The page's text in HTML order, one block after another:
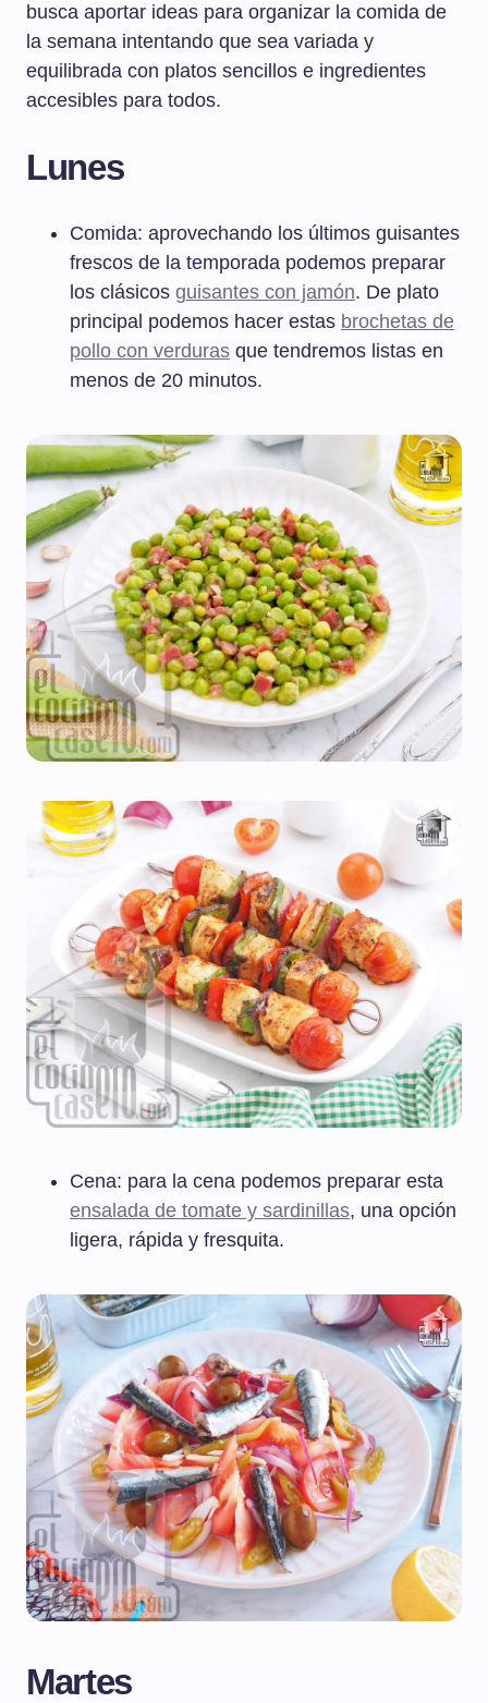
busca aportar ideas para organizar la comida de
la semana intentando que sea variada y
equilibrada con platos sencillos e ingredientes
accesibles para todos.
Lunes
Comida: aprovechando los últimos guisantes
frescos de la temporada podemos preparar
los clásicos guisantes con jamón. De plato
principal podemos hacer estas brochetas de
pollo con verduras que tendremos listas en
menos de 20 minutos.
Cena: para la cena podemos preparar esta
ensalada de tomate y sardinillas, una opción
ligera, rápida y fresquita.
Martes